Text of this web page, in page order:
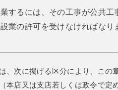
するには、その工事が公共工
業の許可を受けなければなり
次に掲げる区分により、この
本店又は支店若しくは政令で定